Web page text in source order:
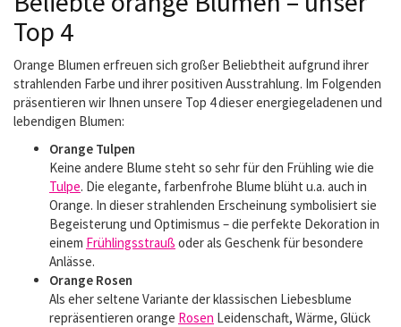
Top 4
Orange Blumen erfreuen sich großer Beliebtheit aufgrund ihrer
strahlenden Farbe und ihrer positiven Ausstrahlung. Im Folgenden
präsentieren wir Ihnen unsere Top 4 dieser energiegeladenen und
lebendigen Blumen:
Orange Tulpen
Keine andere Blume steht so sehr für den Frühling wie die
Tulpe. Die elegante, farbenfrohe Blume blüht u.a. auch in
Orange. In dieser strahlenden Erscheinung symbolisiert sie
Begeisterung und Optimismus – die perfekte Dekoration in
einem Frühlingsstrauß oder als Geschenk für besondere
Anlässe.
Orange Rosen
Als eher seltene Variante der klassischen Liebesblume
repräsentieren orange Rosen Leidenschaft, Wärme, Glück